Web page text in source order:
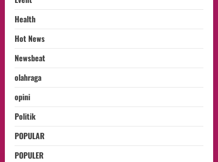
Health
Hot News
Newsbeat
olahraga
opini
Politik
POPULAR
POPULER